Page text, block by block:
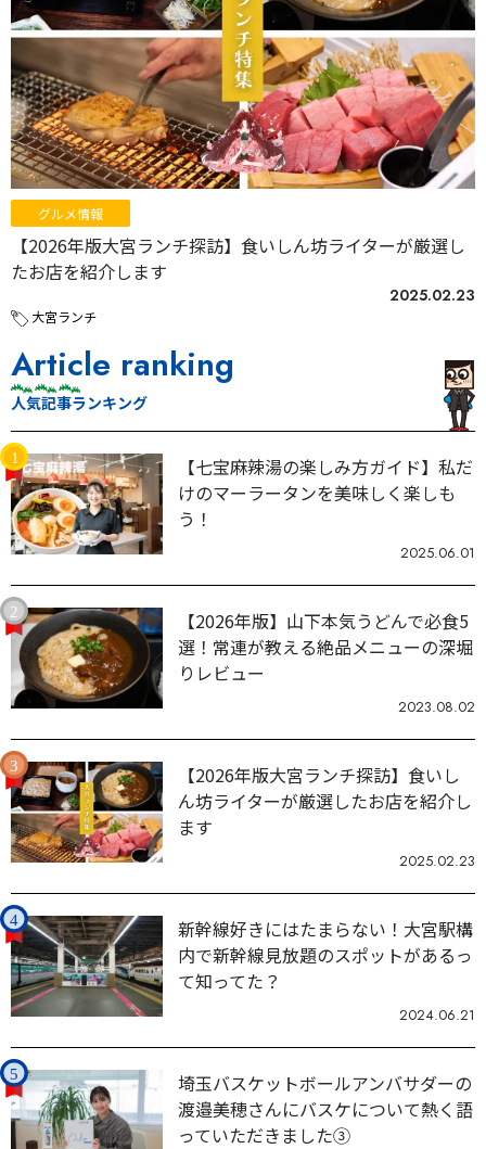
グルメ情報
【2026年版大宮ランチ探訪】食いしん坊ライターが厳選し
たお店を紹介します
2025.02.23
大宮ランチ
Article ranking
人気記事ランキング
【七宝麻辣湯の楽しみ方ガイド】私だ
けのマーラータンを美味しく楽しも
う！
2025.06.01
【2026年版】山下本気うどんで必食5
選！常連が教える絶品メニューの深堀
りレビュー
2023.08.02
【2026年版大宮ランチ探訪】食いし
ん坊ライターが厳選したお店を紹介し
ます
2025.02.23
新幹線好きにはたまらない！大宮駅構
内で新幹線見放題のスポットがあるっ
て知ってた？
2024.06.21
埼玉バスケットボールアンバサダーの
渡邉美穂さんにバスケについて熱く語
っていただきました③